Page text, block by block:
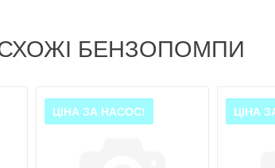
БЕНЗОПОМПИ
ЦІНА ЗА НАСОС! ЦІНА